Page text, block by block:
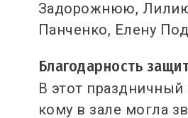
Задорожнюю, Лилию
Панченко, Елену
Благодарность
В этот
кому в зале могла